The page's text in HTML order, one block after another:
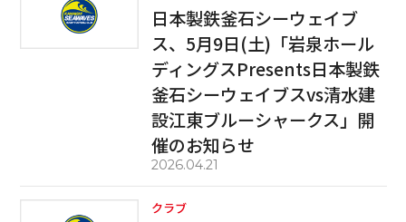
日本製鉄釜石シーウェイブ
ス、5月9日(土)「岩泉ホール
ディングスPresents日本製鉄
釜石シーウェイブスvs清水建
設江東ブルーシャークス」開
催のお知らせ
2026.04.21
クラブ